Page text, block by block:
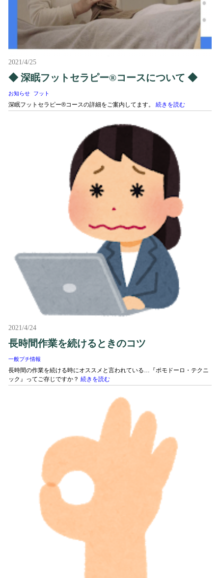
2021/4/25
◆ 深眠フットセラピー®コースについて ◆
お知らせ フット
深眠フットセラピー®コースの詳細をご案内してます。 続きを読む
2021/4/24
長時間作業を続けるときのコツ
一般プチ情報
長時間の作業を続ける時にオススメと言われている…『ポモドーロ・テクニ
ック』ってご存じですか？ 続きを読む